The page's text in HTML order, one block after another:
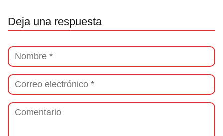
Deja una respuesta